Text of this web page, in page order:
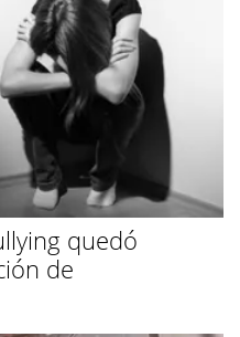
quedó
de